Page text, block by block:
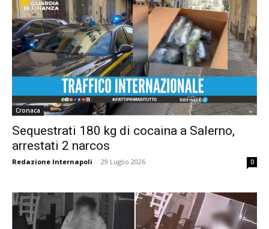
Cronaca
Sequestrati 180 kg di cocaina a Salerno,
arrestati 2 narcos
Redazione Internapoli - 29 Luglio 2026 0